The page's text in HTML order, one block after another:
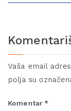
Vaša email
polja su
Komentar*